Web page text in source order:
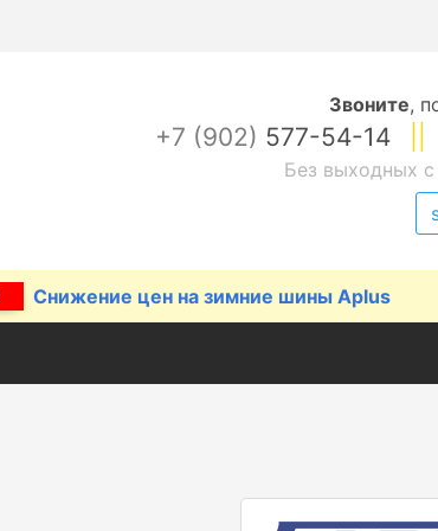
Звоните,
+7 (902) 577-54-14
Без выходных
Снижение цен на зимние шины Aplus